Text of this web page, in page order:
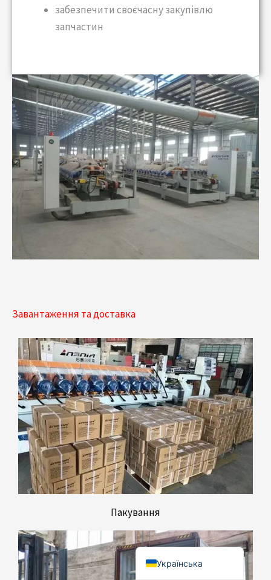
забезпечити своєчасну закупівлю
запчастин
Завантаження та доставка
Пакування
Українська
English
Bahasa Indonesia
Português do Brasil
Español
Русский
Italiano
Polski
Română
简体中文